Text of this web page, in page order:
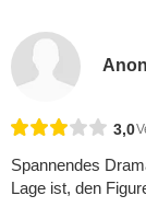
3,0
Spannendes
Lage ist, den